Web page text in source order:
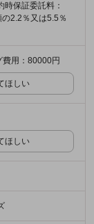
時保証委託料：
2.2％又は5.5％
用：80000円
ほしい
ほしい